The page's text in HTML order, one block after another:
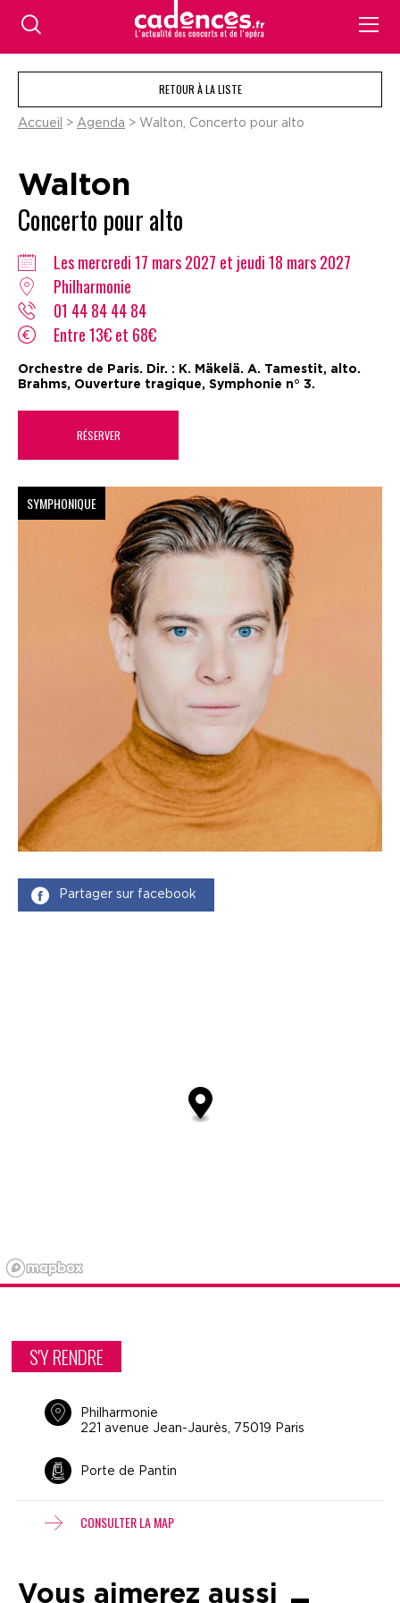
RETOUR À LA LISTE
Accueil > Agenda > Walton, Concerto pour alto
Walton
Concerto pour alto
Les mercredi 17 mars 2027 et jeudi 18 mars 2027
Philharmonie
01 44 84 44 84
Entre 13€ et 68€
Orchestre de Paris. Dir. : K. Mäkelä. A. Tamestit, alto.
Brahms, Ouverture tragique, Symphonie n° 3.
RÉSERVER
SYMPHONIQUE
Partager sur facebook
S'Y RENDRE
Philharmonie
221 avenue Jean-Jaurès, 75019 Paris
Porte de Pantin
CONSULTER LA MAP
Vous aimerez aussi